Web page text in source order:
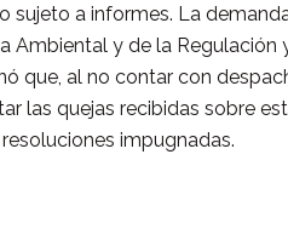
sujeto a informes. La
Ambiental y de la
que, al no contar con
las quejas recibidas sobre
impugnadas.